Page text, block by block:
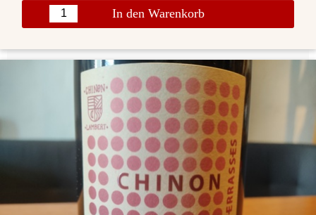
In den Warenkorb